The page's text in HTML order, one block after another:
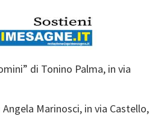
di Tonino Palma, in via
Angela Marinosci, in via Castello,